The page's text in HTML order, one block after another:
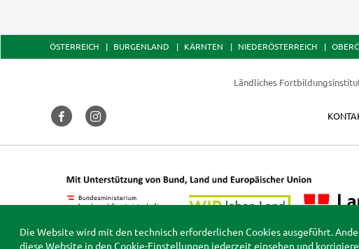
ÖSTERREICH BURGENLAND KÄRNTEN NIEDERÖSTERREICH
Ländliches
Die Website wird mit den technisch erforderlichen Cookies ausgeführt.
diese Website in den Cookie-Einstellungen jederzeit einsehen und